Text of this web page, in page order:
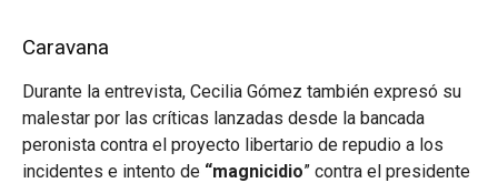
Caravana
Durante la entrevista, Cecilia Gómez también expresó su
malestar por las críticas lanzadas desde la bancada
peronista contra el proyecto libertario de repudio a los
incidentes e intento de “magnicidio” contra el presidente